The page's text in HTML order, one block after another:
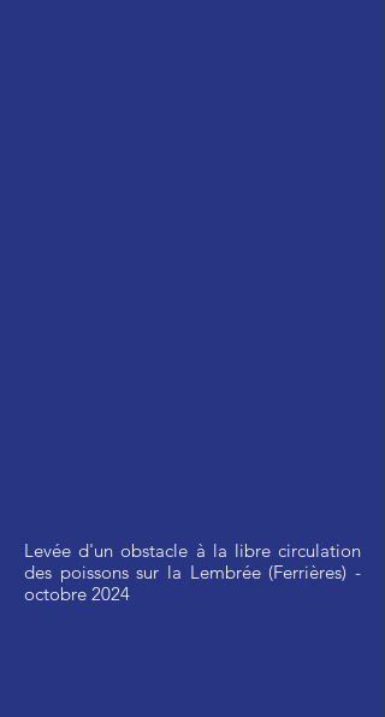
Levée d'un obstacle à la libre circulation
des poissons sur la Lembrée (Ferrières) -
octobre 2024